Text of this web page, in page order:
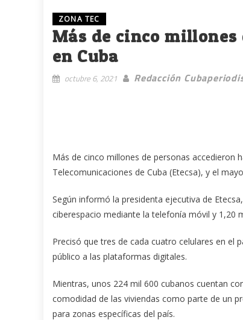
ZONA TEC
Más de cinco millones
en Cuba
octubre 6, 2021 Redacción
Más de cinco millones de personas accedieron
Telecomunicaciones de Cuba (Etecsa), y el
Según informó la presidenta ejecutiva de
ciberespacio mediante la telefonía móvil y 1,20
Precisó que tres de cada cuatro celulares en el
público a las plataformas digitales.
Mientras, unos 224 mil 600 cubanos cuentan
comodidad de las viviendas como parte de un
para zonas específicas del país.